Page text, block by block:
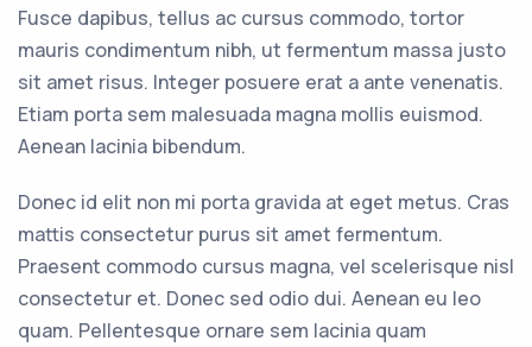
Fusce dapibus, tellus ac cursus commodo, tortor
mauris condimentum nibh, ut fermentum massa justo
sit amet risus. Integer posuere erat a ante venenatis.
Etiam porta sem malesuada magna mollis euismod.
Aenean lacinia bibendum.
Donec id elit non mi porta gravida at eget metus. Cras
mattis consectetur purus sit amet fermentum.
Praesent commodo cursus magna, vel scelerisque nisl
consectetur et. Donec sed odio dui. Aenean eu leo
quam. Pellentesque ornare sem lacinia quam